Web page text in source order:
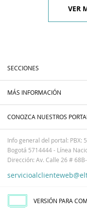
VER
SECCIONES
MÁS INFORMACIÓN
CONOZCA NUESTROS
Info general del portal: PBX:
Bogotá 5714444 - Línea
Dirección: Av. Calle 26 #
VERSIÓN PARA